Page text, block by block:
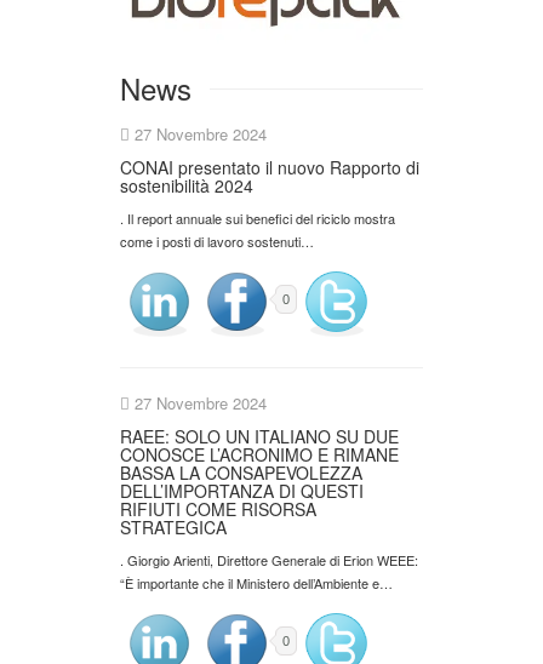
News
27 Novembre 2024
CONAI presentato il nuovo Rapporto di
sostenibilità 2024
. Il report annuale sui benefici del riciclo mostra
come i posti di lavoro sostenuti…
0
27 Novembre 2024
RAEE: SOLO UN ITALIANO SU DUE
CONOSCE L’ACRONIMO E RIMANE
BASSA LA CONSAPEVOLEZZA
DELL’IMPORTANZA DI QUESTI
RIFIUTI COME RISORSA
STRATEGICA
. Giorgio Arienti, Direttore Generale di Erion WEEE:
“È importante che il Ministero dell’Ambiente e…
0